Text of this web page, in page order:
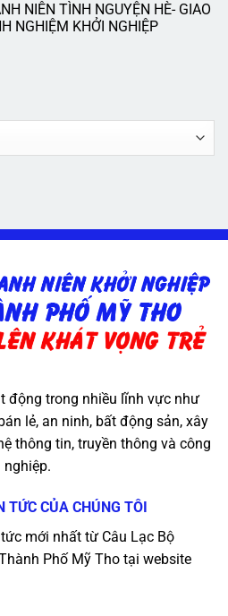
NIÊN TÌNH NGUYỆN HÈ- GIAO
NGHIỆM KHỞI NGHIỆP
động trong nhiều lĩnh vực như
lẻ, an ninh, bất động sản, xây
thông tin, truyền thông và công
nghiệp.
TỨC CỦA CHÚNG TÔI
mới nhất từ Câu Lạc Bộ
Phố Mỹ Tho tại website